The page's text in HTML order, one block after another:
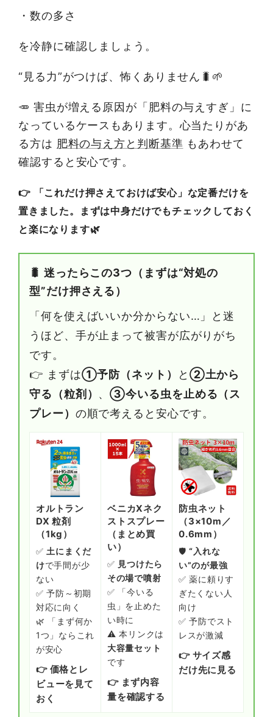
・数の多さ
を冷静に確認しましょう。
“見る力”がつけば、怖くありません🐛🌱
🥕 害虫が増える原因が「肥料の与えすぎ」に
なっているケースもあります。心当たりがあ
る方は 肥料の与え方と判断基準 もあわせて
確認すると安心です。
👉 「これだけ押さえておけば安心」な定番だけを
置きました。まずは中身だけでもチェックしておく
と楽になります🌿
🐛 迷ったらこの3つ（まずは“対処の
型”だけ押さえる）
「何を使えばいいか分からない…」と迷
うほど、手が止まって被害が広がりがち
です。
👉 まずは①予防（ネット） と ②土から
守る（粒剤） 、③今いる虫を止める（ス
プレー） の順で考えると安心です。
オルトラン
DX 粒剤
（1kg）
✅ 土にまくだ
けで手間が少
ない
✅ 予防～初期
対応に向く
🌿 「まず何か
1つ」ならこれ
が安心
👉 価格とレ
ビューを見て
おく
ベニカXネク
ストスプレー
（まとめ買
い）
✅ 見つけたら
その場で噴射
✅ 「今いる
虫」を止めた
い時に
⚠️ 本リンクは
大容量セット
です
👉 まず内容
量を確認する
防虫ネット
（3×10m／
0.6mm）
🛡“入れな
い”のが最強
✅ 薬に頼りす
ぎたくない人
向け
✅ 予防でスト
レスが激減
👉 サイズ感
だけ先に見る